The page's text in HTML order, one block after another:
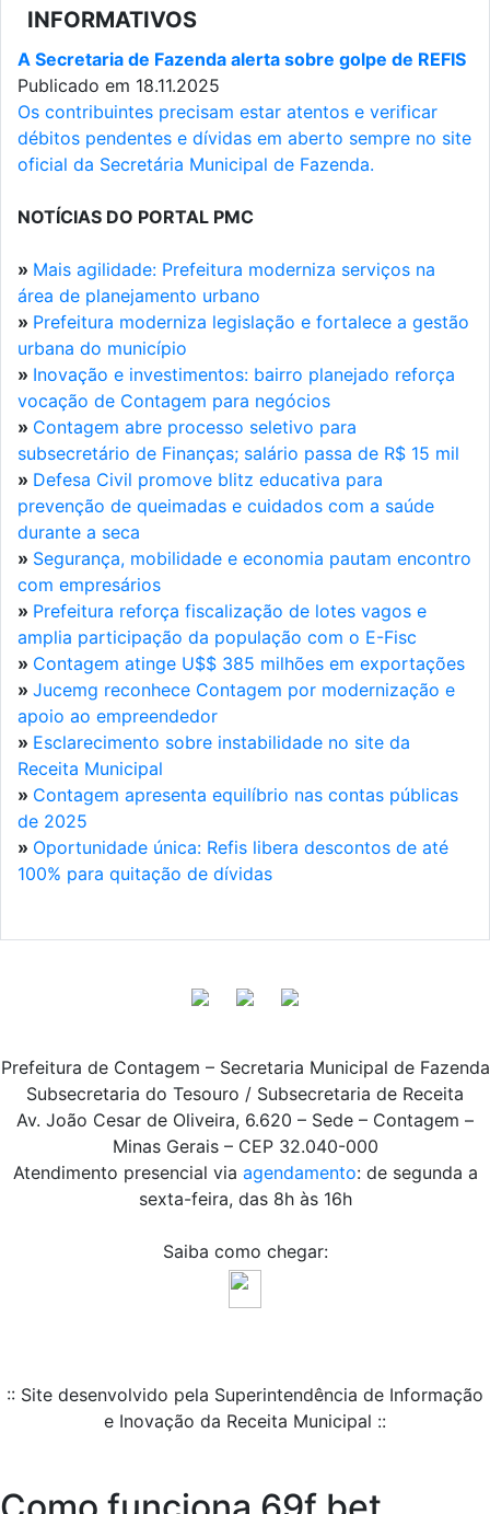
INFORMATIVOS
A Secretaria de Fazenda alerta sobre golpe de REFIS
Publicado em 18.11.2025
Os contribuintes precisam estar atentos e verificar
débitos pendentes e dívidas em aberto sempre no site
oficial da Secretária Municipal de Fazenda.
NOTÍCIAS DO PORTAL PMC
» Mais agilidade: Prefeitura moderniza serviços na
área de planejamento urbano
» Prefeitura moderniza legislação e fortalece a gestão
urbana do município
» Inovação e investimentos: bairro planejado reforça
vocação de Contagem para negócios
» Contagem abre processo seletivo para
subsecretário de Finanças; salário passa de R$ 15 mil
» Defesa Civil promove blitz educativa para
prevenção de queimadas e cuidados com a saúde
durante a seca
» Segurança, mobilidade e economia pautam encontro
com empresários
» Prefeitura reforça fiscalização de lotes vagos e
amplia participação da população com o E-Fisc
» Contagem atinge U$$ 385 milhões em exportações
» Jucemg reconhece Contagem por modernização e
apoio ao empreendedor
» Esclarecimento sobre instabilidade no site da
Receita Municipal
» Contagem apresenta equilíbrio nas contas públicas
de 2025
» Oportunidade única: Refis libera descontos de até
100% para quitação de dívidas
Prefeitura de Contagem – Secretaria Municipal de Fazenda
Subsecretaria do Tesouro / Subsecretaria de Receita
Av. João Cesar de Oliveira, 6.620 – Sede – Contagem –
Minas Gerais – CEP 32.040-000
Atendimento presencial via agendamento: de segunda a
sexta-feira, das 8h às 16h
Saiba como chegar:
:: Site desenvolvido pela Superintendência de Informação
e Inovação da Receita Municipal ::